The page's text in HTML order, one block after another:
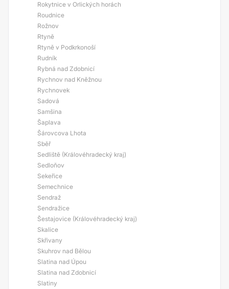
Rokytnice v Orlických horách
Roudnice
Rožnov
Rtyně
Rtyně v Podkrkonoší
Rudník
Rybná nad Zdobnicí
Rychnov nad Kněžnou
Rychnovek
Sadová
Samšina
Šaplava
Šárovcova Lhota
Sběř
Sedliště (Královéhradecký kraj)
Sedloňov
Sekeřice
Semechnice
Sendraž
Sendražice
Šestajovice (Královéhradecký kraj)
Skalice
Skřivany
Skuhrov nad Bělou
Slatina nad Úpou
Slatina nad Zdobnicí
Slatiny